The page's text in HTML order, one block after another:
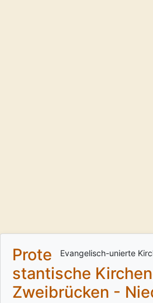
Evangelisch-unierte
Prote
stantische
Zweibrücken -